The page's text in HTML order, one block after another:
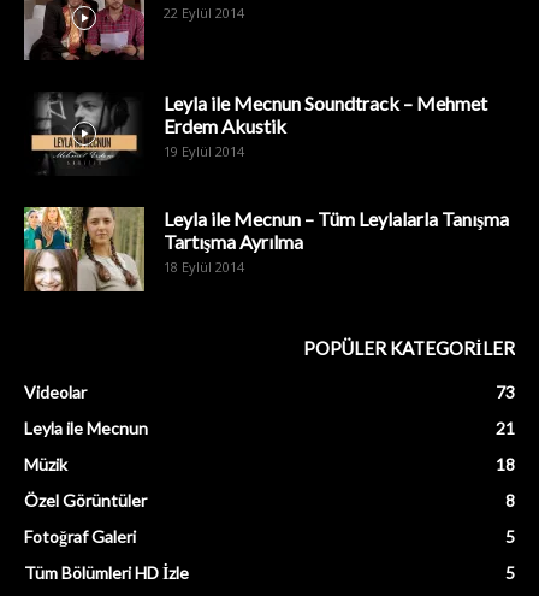
22 Eylül 2014
Leyla ile Mecnun Soundtrack – Mehmet
Erdem Akustik
19 Eylül 2014
Leyla ile Mecnun – Tüm Leylalarla Tanışma
Tartışma Ayrılma
18 Eylül 2014
POPÜLER KATEGORİLER
Videolar
73
Leyla ile Mecnun
21
Müzik
18
Özel Görüntüler
8
Fotoğraf Galeri
5
Tüm Bölümleri HD İzle
5